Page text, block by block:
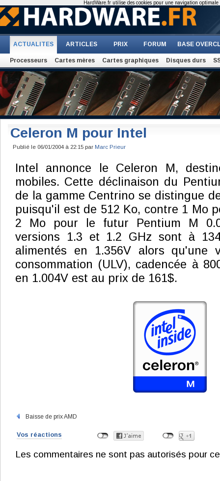
ACTUALITES ARTICLES PRIX FORUM BASE
Processeurs Cartes mères Cartes graphiques Disques durs
Celeron M pour Intel
Publié le 06/01/2004 à 22:15 par Marc Prieur
Intel annonce le Celeron M,
mobiles. Cette déclinaison du
de la gamme Centrino se distingue
puisqu'il est de 512 Ko, contre 1 Mo
2 Mo pour le futur Pentium M
versions 1.3 et 1.2 GHz sont à
alimentés en 1.356V alors qu'une
consommation (ULV), cadencée à
en 1.004V est au prix de 161$.
Baisse de prix AMD
Vos réactions
Les commentaires ne sont pas autorisés pour
HardWare.fr utilise des cookies pour une navigation